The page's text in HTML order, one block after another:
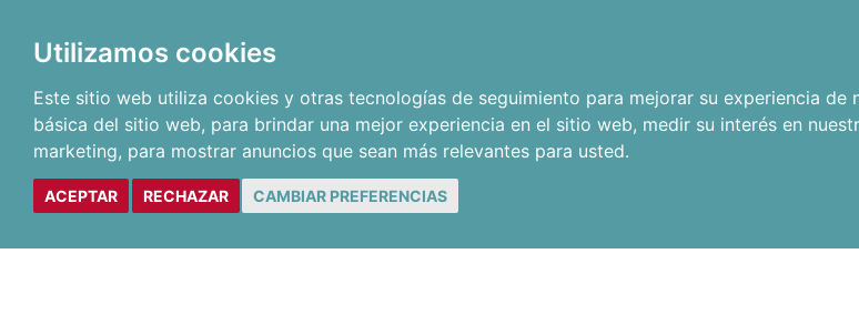
Utilizamos cookies
Este sitio web utiliza cookies y otras tecnologías de seguimiento para mejorar su experiencia de
básica del sitio web, para brindar una mejor experiencia en el sitio web, medir su interés en
marketing, para mostrar anuncios que sean más relevantes para usted.
ACEPTAR RECHAZAR CAMBIAR PREFERENCIAS